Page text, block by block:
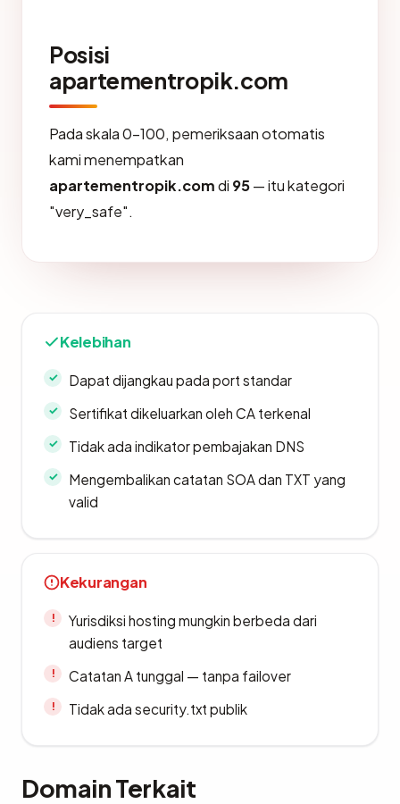
Posisi
apartementropik.com
Pada skala 0-100, pemeriksaan otomatis
kami menempatkan
apartementropik.comdi 95— itu kategori
"very_safe".
Kelebihan
Dapat dijangkau pada port standar
Sertifikat dikeluarkan oleh CA terkenal
Tidak ada indikator pembajakan DNS
Mengembalikan catatan SOA dan TXT yang
valid
Kekurangan
Yurisdiksi hosting mungkin berbeda dari
audiens target
Catatan A tunggal — tanpa failover
Tidak ada security.txt publik
Domain Terkait